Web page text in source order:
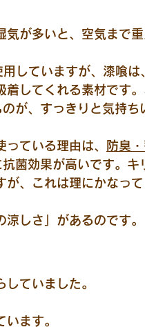
が多いと、空気まで重
用していますが、漆喰は
してくれる素材です
が、すっきりと気持ち
ている理由は、
防臭
菌効果が高いです。キ
、これは理にかなって
しさ」があるのです。
ていました。
ます。